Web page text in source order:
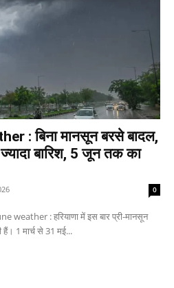
: बिना मानसून बरसे बादल,
बारिश, 5 जून तक का
0
weather : हरियाणा में इस बार प्री-मानसून
हैं। 1 मार्च से 31 मई...